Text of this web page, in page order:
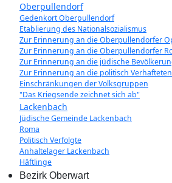
Oberpullendorf
Gedenkort Oberpullendorf
Etablierung des Nationalsozialismus
Zur Erinnerung an die Oberpullendorfer
Zur Erinnerung an die Oberpullendorfer
Zur Erinnerung an die jüdische
Zur Erinnerung an die politisch
Einschränkungen der Volksgruppen
"Das Kriegsende zeichnet sich ab"
Lackenbach
Jüdische Gemeinde Lackenbach
Roma
Politisch Verfolgte
Anhaltelager Lackenbach
Häftlinge
Bezirk Oberwart